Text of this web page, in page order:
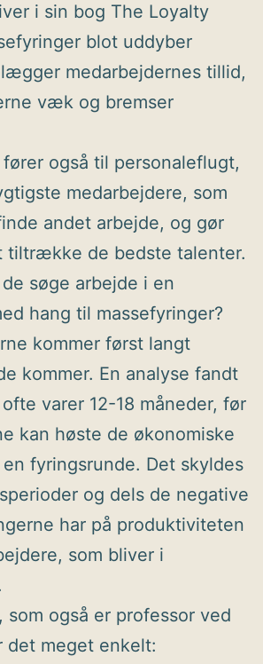
i sin bog The Loyalty
blot uddyber
medarbejdernes tillid,
væk og bremser
også til personaleflugt,
medarbejdere, som
andet arbejde, og gør
tiltrække de bedste talenter.
søge arbejde i en
hang til massefyringer?
kommer først langt
kommer. En analyse fandt
varer 12-18 måneder, før
kan høste de økonomiske
fyringsrunde. Det skyldes
og dels de negative
har på produktiviteten
som bliver i
som også er professor ved
det meget enkelt: